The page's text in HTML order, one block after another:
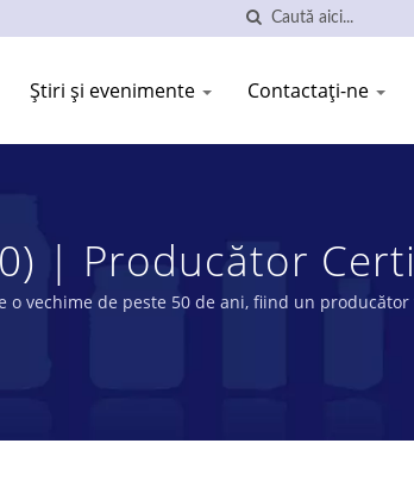
Știri și evenimente Contactați-ne
| Producător
PLASTIC
o vechime de peste 50 de ani, fiind un